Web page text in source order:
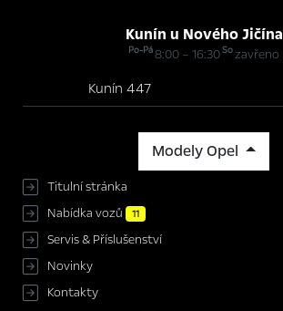
Kunín u Nového Jičína
Po-Pá8:00 – 16:30Sozavřeno
Kunín 447
Modely Opel
Titulní stránka
Nabídka vozů
11
Servis & Příslušenství
Novinky
Kontakty